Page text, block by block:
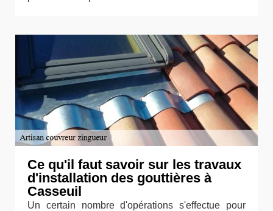
Ce qu'il faut savoir sur les travaux
d'installation des gouttières à
Casseuil
Un certain nombre d'opérations s'effectue pour